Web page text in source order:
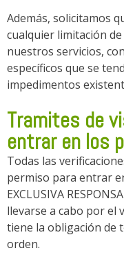
Además, solicitamos
cualquier limitación
nuestros servicios,
específicos que se
impedimentos
Tramites de
entrar en los
Todas las
permiso para entrar
EXCLUSIVA
llevarse a cabo por el
tiene la obligación de
orden.